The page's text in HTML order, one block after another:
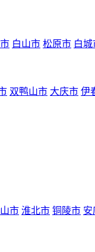
白山市 松原市 白城
双鸭山市 大庆市 伊
市 淮北市 铜陵市 安